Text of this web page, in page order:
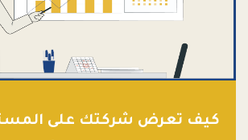
كيف تعرض شركتك على